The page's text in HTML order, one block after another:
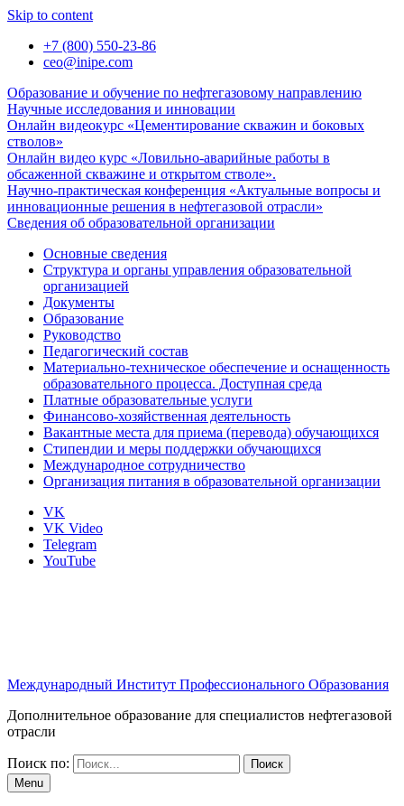
Skip to content
+7 (800) 550-23-86
ceo@inipe.com
Образование и обучение по нефтегазовому направлению
Научные исследования и инновации
Онлайн видеокурс «Цементирование скважин и боковых
стволов»
Онлайн видео курс «Ловильно-аварийные работы в
обсаженной скважине и открытом стволе».
Научно-практическая конференция «Актуальные вопросы и
инновационные решения в нефтегазовой отрасли»
Сведения об образовательной организации
Основные сведения
Структура и органы управления образовательной
организацией
Документы
Образование
Руководство
Педагогический состав
Материально-техническое обеспечение и оснащенность
образовательного процесса. Доступная среда
Платные образовательные услуги
Финансово-хозяйственная деятельность
Вакантные места для приема (перевода) обучающихся
Стипендии и меры поддержки обучающихся
Международное сотрудничество
Организация питания в образовательной организации
VK
VK Video
Telegram
YouTube
Международный Институт Профессионального Образования
Дополнительное образование для специалистов нефтегазовой
отрасли
Поиск по:
Menu